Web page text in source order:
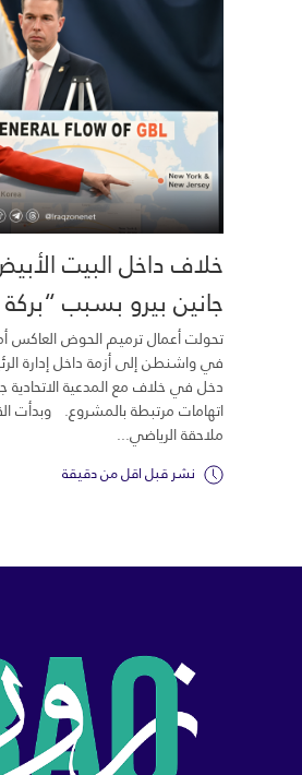
خلاف داخل البيت
جانين بيرو بسبب
تحولت أعمال ترميم الحوض العاكس
في واشنطن إلى أزمة داخل إدارة
دخل في خلاف مع المدعية الاتحادية
اتهامات مرتبطة بالمشروع. وبدأت
ملاحقة الرياضي...
نشر قبل اقل من دقيقة